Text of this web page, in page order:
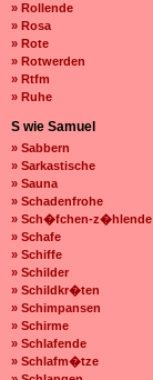
» Rollende
» Rosa
» Rote
» Rotwerden
» Rtfm
» Ruhe
S wie Samuel
» Sabbern
» Sarkastische
» Sauna
» Schadenfrohe
» Sch�fchen-z�hlende
» Schafe
» Schiffe
» Schilder
» Schildkr�ten
» Schimpansen
» Schirme
» Schlafende
» Schlafm�tze